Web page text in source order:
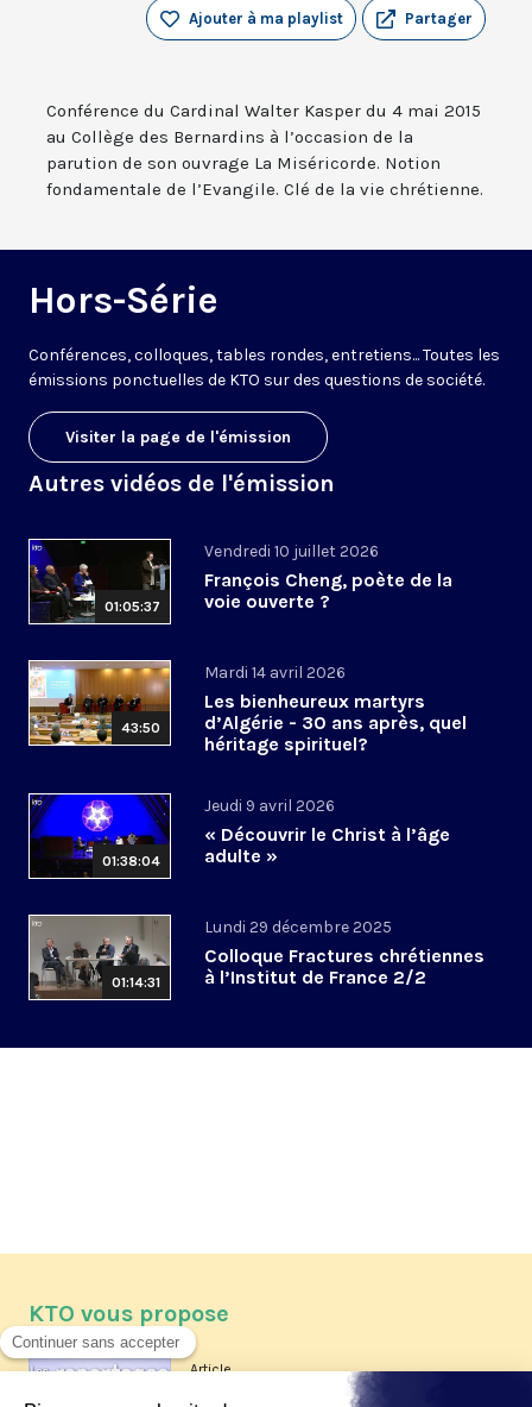
Partager
Ajouter à ma playlist
Conférence du Cardinal Walter Kasper du 4 mai 2015
au Collège des Bernardins à l’occasion de la
parution de son ouvrage La Miséricorde. Notion
fondamentale de l’Evangile. Clé de la vie chrétienne.
Hors-Série
Conférences, colloques, tables rondes, entretiens... Toutes les
émissions ponctuelles de KTO sur des questions de société.
Visiter la page de l'émission
Autres vidéos de l'émission
01:05:37
Vendredi 10 juillet 2026
François Cheng, poète de la
voie ouverte ?
43:50
Mardi 14 avril 2026
Les bienheureux martyrs
d’Algérie - 30 ans après, quel
héritage spirituel?
01:38:04
Jeudi 9 avril 2026
« Découvrir le Christ à l’âge
adulte »
01:14:31
Lundi 29 décembre 2025
Colloque Fractures chrétiennes
à l’Institut de France 2/2
KTO vous propose
Article
Les reportages d'été 2026 de KTO